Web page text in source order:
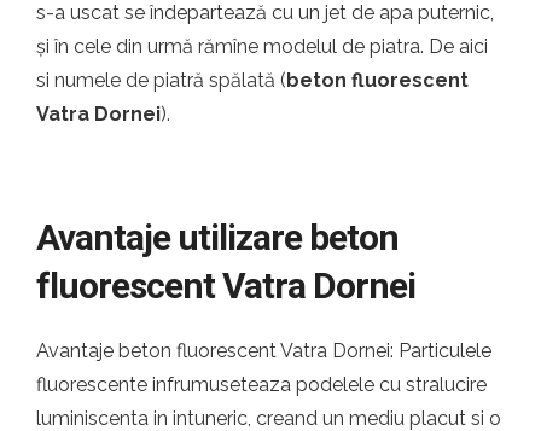
s-a uscat se îndepartează cu un jet de apa puternic,
și în cele din urmă rămîne modelul de piatra. De aici
si numele de piatră spălată (beton fluorescent
Vatra Dornei).
Avantaje utilizare beton
fluorescent Vatra Dornei
Avantaje beton fluorescent Vatra Dornei: Particulele
fluorescente infrumuseteaza podelele cu stralucire
luminiscenta in intuneric, creand un mediu placut si o